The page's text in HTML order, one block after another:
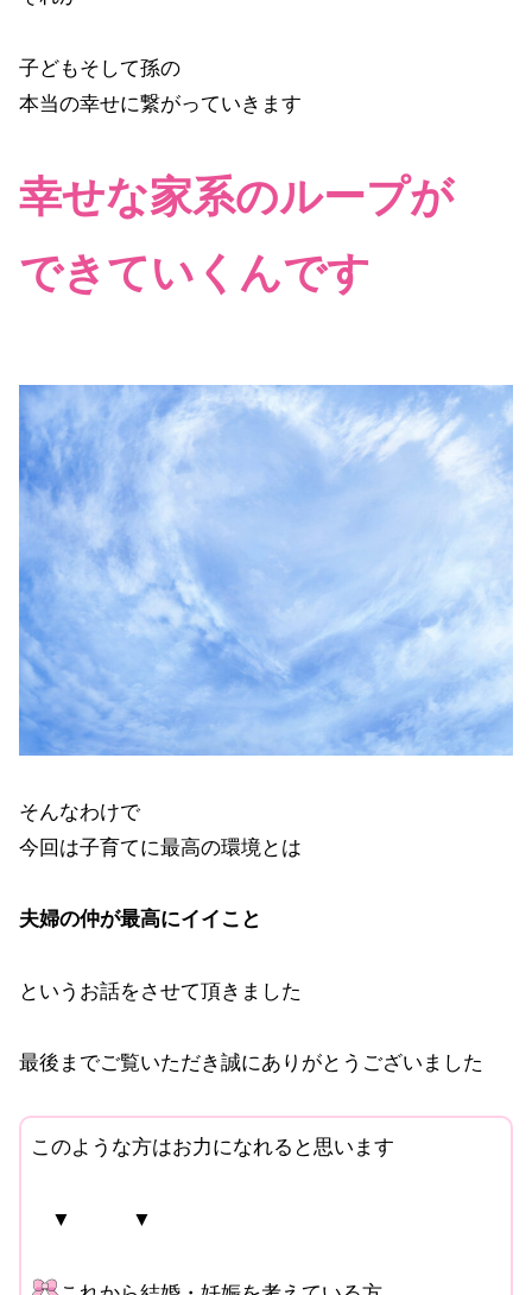
子どもそして孫の
本当の幸せに繋がっていきます
幸せな家系のループが
できていくんです
そんなわけで
今回は子育てに最高の環境とは
夫婦の仲が最高にイイこと
というお話をさせて頂きました
最後までご覧いただき誠にありがとうございました
このような方はお力になれると思います
▼ ▼